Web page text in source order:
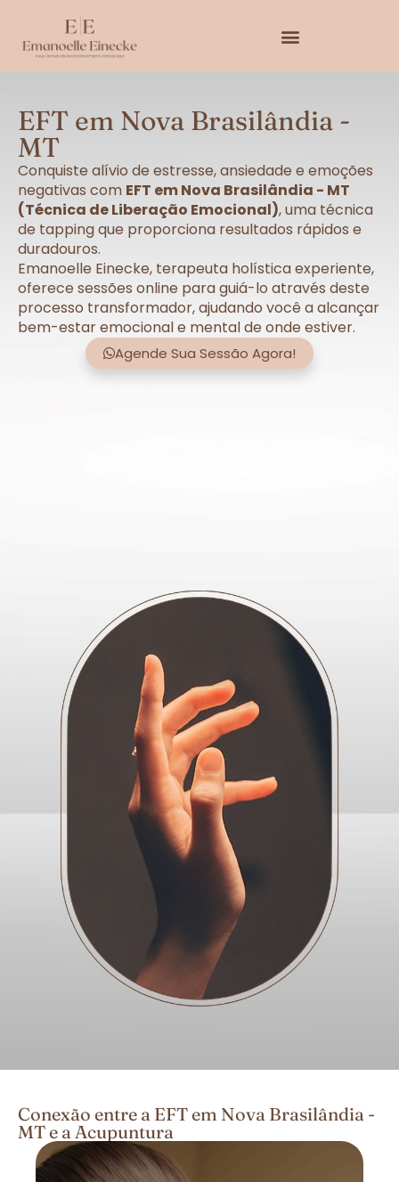
EFT em Nova Brasilândia -
MT
Conquiste alívio de estresse, ansiedade e emoções
negativas com EFT em Nova Brasilândia - MT
(Técnica de Liberação Emocional), uma técnica
de tapping que proporciona resultados rápidos e
duradouros.
Emanoelle Einecke, terapeuta holística experiente,
oferece sessões online para guiá-lo através deste
processo transformador, ajudando você a alcançar
bem-estar emocional e mental de onde estiver.
Agende Sua Sessão Agora!
Conexão entre a EFT em Nova Brasilândia -
MT e a Acupuntura